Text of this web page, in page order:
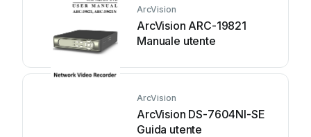
ArcVision
ArcVision ARC-19821
Manuale utente
ArcVision
ArcVision DS-7604NI-SE
Guida utente